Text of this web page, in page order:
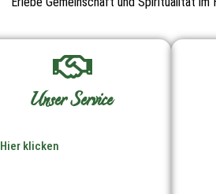
Unser Service
Hier klicken